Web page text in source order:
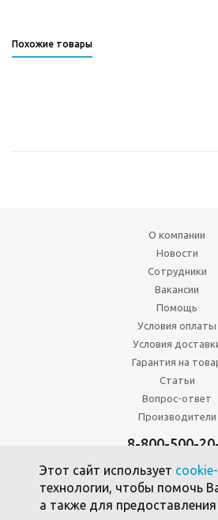
Похожие товары
О компании
Новости
Сотрудники
Вакансии
Помощь
Условия оплаты
Условия
Гарантия на
Статьи
Вопрос-ответ
Производители
8-800-500-
Политика
Пользовательское
Политика использования
Этот сайт использует
технологии, чтобы помочь
а также для